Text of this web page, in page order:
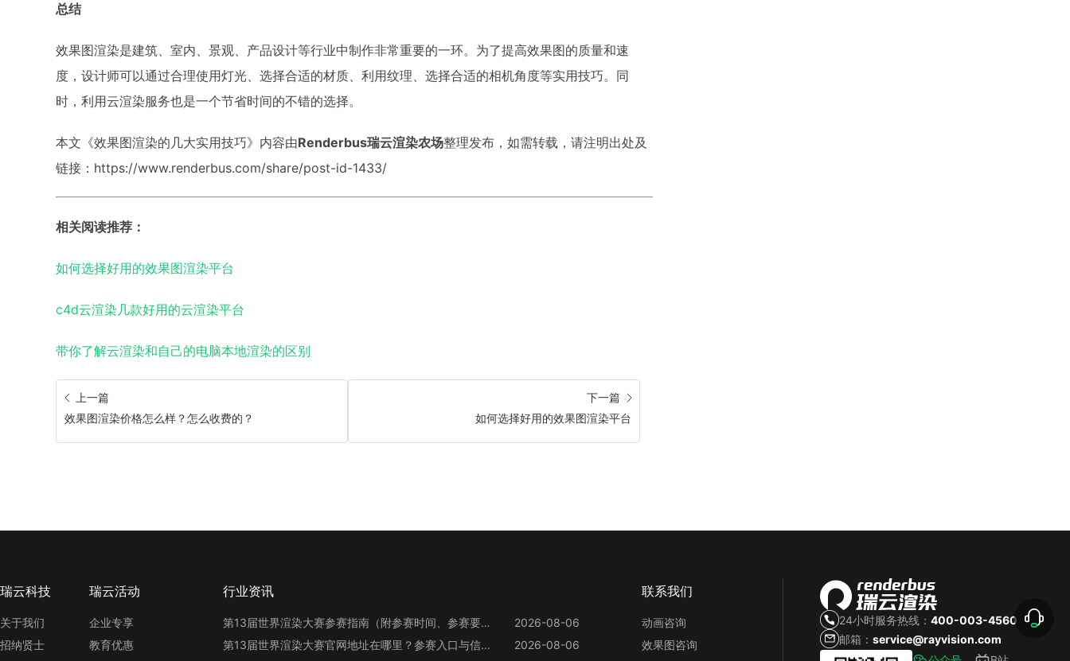
总结
效果图渲染是建筑、室内、景观、产品设计等行业中制作非常重要的一环。为了提高效果图的质量和速
度，设计师可以通过合理使用灯光、选择合适的材质、利用纹理、选择合适的相机角度等实用技巧。同
时，利用云渲染服务也是一个节省时间的不错的选择。
本文《效果图渲染的几大实用技巧》内容由Renderbus瑞云渲染农场整理发布，如需转载，请注明出处及
链接：https://www.renderbus.com/share/post-id-1433/
相关阅读推荐：
如何选择好用的效果图渲染平台
c4d云渲染几款好用的云渲染平台
带你了解云渲染和自己的电脑本地渲染的区别
上一篇
效果图渲染价格怎么样？怎么收费的？
下一篇
如何选择好用的效果图渲染平台
瑞云科技
关于我们
招纳贤士
瑞云活动
企业专享
教育优惠
行业资讯
第13届世界渲染大赛参赛指南（附参赛时间、参赛要求、赛事奖励等）
2026-08-06
第13届世界渲染大赛官网地址在哪里？参赛入口与信息整理
2026-08-06
联系我们
动画咨询
效果图咨询
24小时服务热线：400-003-4560
邮箱：service@rayvision.com